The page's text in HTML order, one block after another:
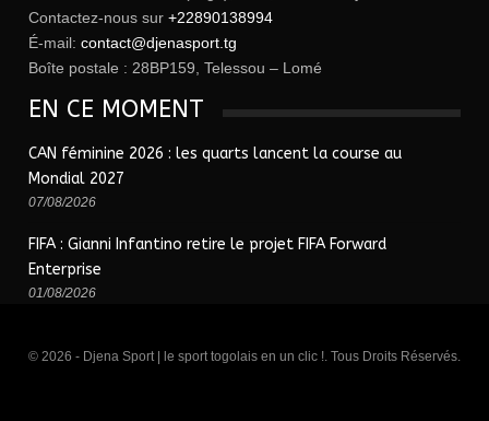
Contactez-nous sur +22890138994
É-mail: contact@djenasport.tg
Boîte postale : 28BP159, Telessou – Lomé
EN CE MOMENT
CAN féminine 2026 : les quarts lancent la course au
Mondial 2027
07/08/2026
FIFA : Gianni Infantino retire le projet FIFA Forward
Enterprise
01/08/2026
© 2026 - Djena Sport | le sport togolais en un clic !. Tous Droits Réservés.